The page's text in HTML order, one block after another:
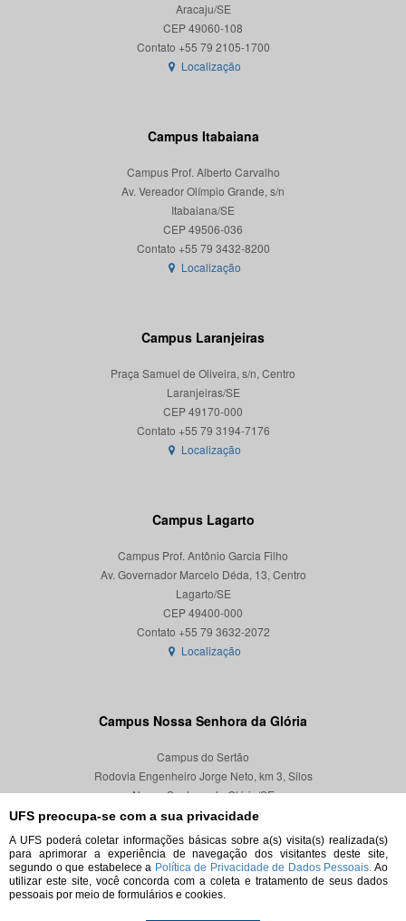
UFS preocupa-se com a sua privacidade
A UFS poderá coletar informações básicas sobre a(s) visita(s) realizada(s)
para aprimorar a experiência de navegação dos visitantes deste site,
segundo o que estabelece a Política de Privacidade de Dados Pessoais. Ao
utilizar este site, você concorda com a coleta e tratamento de seus dados
pessoais por meio de formulários e cookies.
Aracaju/SE
CEP 49060-108
Localização
Campus Itabaiana
Campus Prof. Alberto Carvalho
Av. Vereador Olímpio Grande, s/n
Itabaiana/SE
CEP 49506-036
Localização
Campus Laranjeiras
Praça Samuel de Oliveira, s/n, Centro
Laranjeiras/SE
CEP 49170-000
Localização
Campus Lagarto
Campus Prof. Antônio Garcia Filho
Av. Governador Marcelo Déda, 13, Centro
Lagarto/SE
CEP 49400-000
Localização
Campus Nossa Senhora da Glória
Campus do Sertão
Rodovia Engenheiro Jorge Neto, km 3, Silos
Nossa Senhora da Glória/SE
CEP 49680-000
Localização